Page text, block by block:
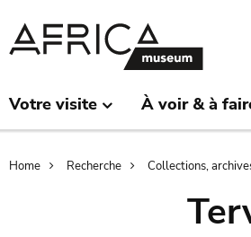
Votre visite À voir & à
Breadcrumb
Home Recherche Collections,